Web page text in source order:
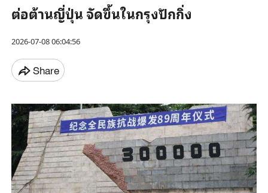
ต่อต้านญี่ปุ่น จัดขึ้นในกรุงปักกิ่ง
2026-07-08 06:04:56
Share